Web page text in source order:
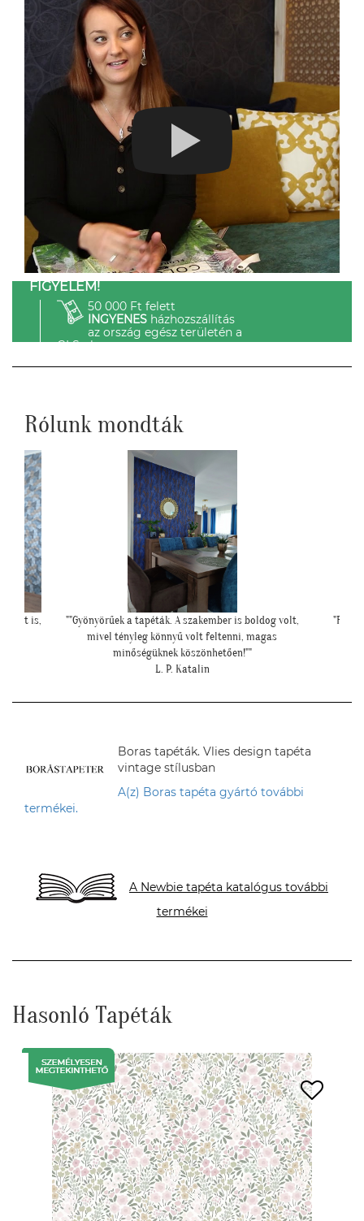
FIGYELEM!
50 000 Ft felett
INGYENESházhozszállítás
az ország egész területén a
GLS-el.
Rólunk mondták
volt,
"Felkerültek a tapéták az eredmény magáért
beszél!:)"
H. Anita
Boras tapéták. Vlies design tapéta
vintage stílusban
A(z) Boras tapéta gyártó további
termékei.
A Newbie tapéta katalógus további
termékei
Hasonló Tapéták